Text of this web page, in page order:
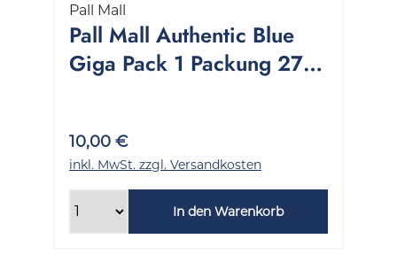
Pall Mall
Pall Mall Authentic Blue
Giga Pack 1 Packung 27
10,00 €
inkl. MwSt. zzgl. Versandkosten
In den Warenkorb